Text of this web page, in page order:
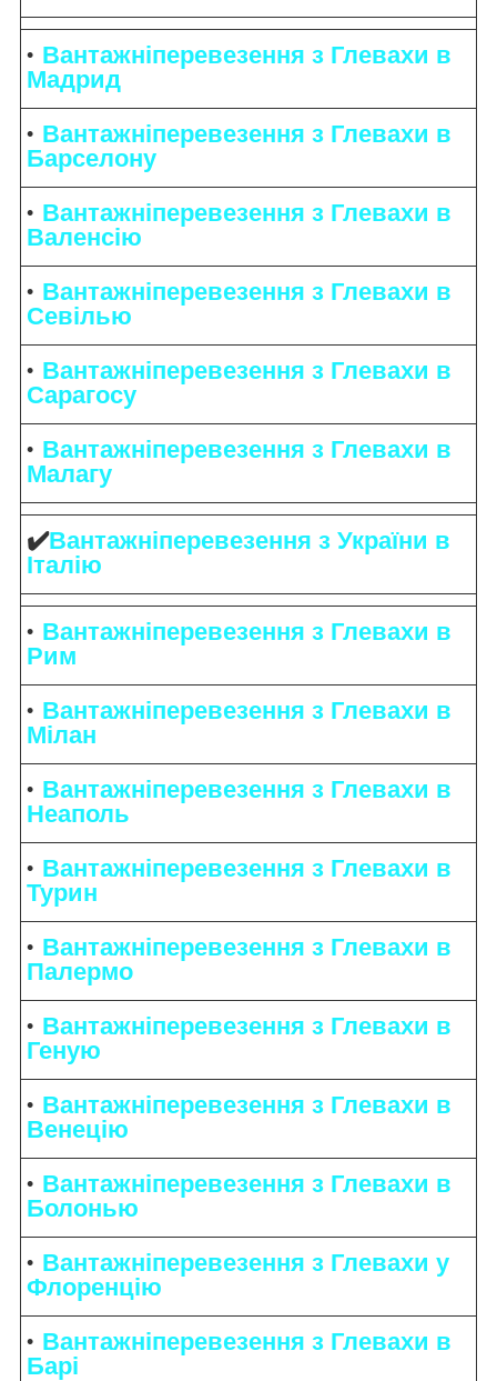
Вантажніперевезення з Глевахи в
Мадрид
Вантажніперевезення з Глевахи в
Барселону
Вантажніперевезення з Глевахи в
Валенсію
Вантажніперевезення з Глевахи в
Севілью
Вантажніперевезення з Глевахи в
Сарагосу
Вантажніперевезення з Глевахи в
Малагу
✔️Вантажніперевезення з України в
Італію
Вантажніперевезення з Глевахи в
Рим
Вантажніперевезення з Глевахи в
Мілан
Вантажніперевезення з Глевахи в
Неаполь
Вантажніперевезення з Глевахи в
Турин
Вантажніперевезення з Глевахи в
Палермо
Вантажніперевезення з Глевахи в
Геную
Вантажніперевезення з Глевахи в
Венецію
Вантажніперевезення з Глевахи в
Болонью
Вантажніперевезення з Глевахи у
Флоренцію
Вантажніперевезення з Глевахи в
Барі